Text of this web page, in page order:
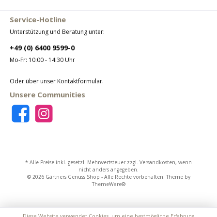
Service-Hotline
Unterstützung und Beratung unter:
+49 (0) 6400 9599-0
Mo-Fr: 10:00 - 14:30 Uhr
Oder über unser Kontaktformular.
Unsere Communities
* Alle Preise inkl. gesetzl. Mehrwertsteuer zzgl. Versandkosten, wenn
nicht anders angegeben.
© 2026 Gärtners Genuss Shop - Alle Rechte vorbehalten. Theme by
ThemeWare®